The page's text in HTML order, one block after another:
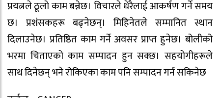
प्रयत्नले ठूलो काम बन्नेछ। विचारले धेरैलाई आकर्षण गर्ने समय
छ। प्रशंसकहरू बढ्नेछन्। मिहिनेतले सम्मानित स्थान
दिलाउनेछ। प्रतिष्ठित काम गर्ने अवसर प्राप्त हुनेछ। बोलीको
भरमा चिताएको काम सम्पादन हुन सक्छ। सहयोगीहरूले
साथ दिनेछन् भने रोकिएका काम पनि सम्पादन गर्न सकिनेछ